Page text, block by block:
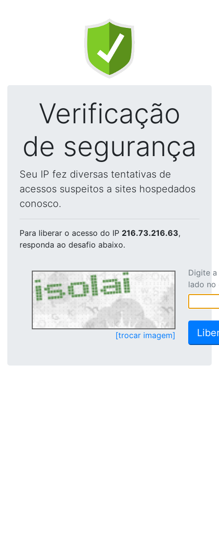
Verificação
de segurança
Seu IP fez diversas tentativas de
acessos suspeitos a sites hospedados
conosco.
Para liberar o acesso do IP 216.73.216.63,
responda ao desafio abaixo.
[trocar imagem]
Digite
lado no